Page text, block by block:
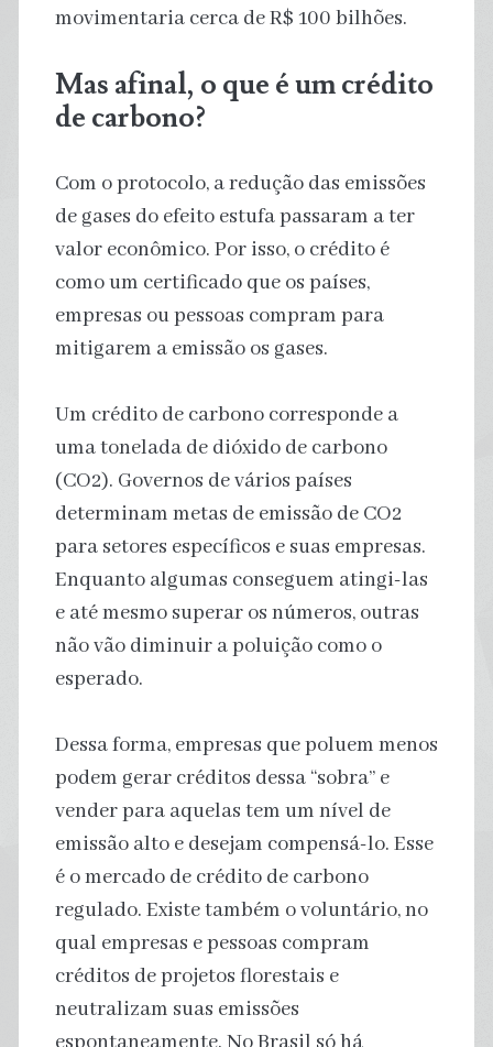
movimentaria cerca de R$ 100 bilhões.
Mas afinal, o que é um crédito
de carbono?
Com o protocolo, a redução das emissões
de gases do efeito estufa passaram a ter
valor econômico. Por isso, o crédito é
como um certificado que os países,
empresas ou pessoas compram para
mitigarem a emissão os gases.
Um crédito de carbono corresponde a
uma tonelada de dióxido de carbono
(CO2). Governos de vários países
determinam metas de emissão de CO2
para setores específicos e suas empresas.
Enquanto algumas conseguem atingi-las
e até mesmo superar os números, outras
não vão diminuir a poluição como o
esperado.
Dessa forma, empresas que poluem menos
podem gerar créditos dessa “sobra” e
vender para aquelas tem um nível de
emissão alto e desejam compensá-lo. Esse
é o mercado de crédito de carbono
regulado. Existe também o voluntário, no
qual empresas e pessoas compram
créditos de projetos florestais e
neutralizam suas emissões